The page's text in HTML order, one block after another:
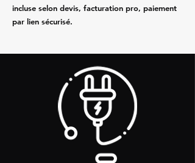
incluse selon devis, facturation pro, paiement
par lien sécurisé.